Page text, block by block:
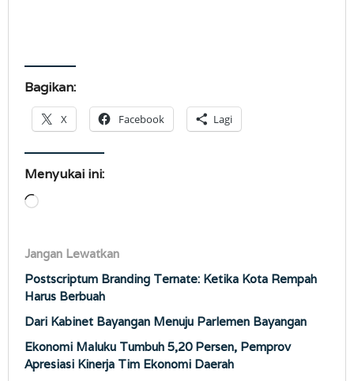
Bagikan:
X Facebook Lagi
Menyukai ini:
Memuat...
Jangan Lewatkan
Postscriptum Branding Ternate: Ketika Kota Rempah
Harus Berbuah
Dari Kabinet Bayangan Menuju Parlemen Bayangan
Ekonomi Maluku Tumbuh 5,20 Persen, Pemprov
Apresiasi Kinerja Tim Ekonomi Daerah